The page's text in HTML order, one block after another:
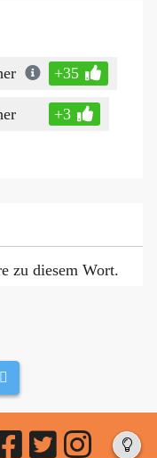
+35
+3
zu diesem Wort.